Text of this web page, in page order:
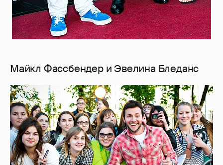
Майкл Фассбендер и Эвелина Бледанс